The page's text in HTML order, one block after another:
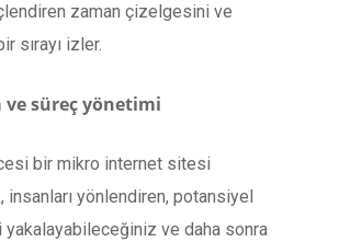
zaman çizelgesini ve
sırayı izler.
ve süreç yönetimi
bir mikro internet sitesi
insanları yönlendiren, potansiyel
ve daha sonra